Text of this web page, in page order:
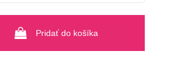
Pridať do košíka